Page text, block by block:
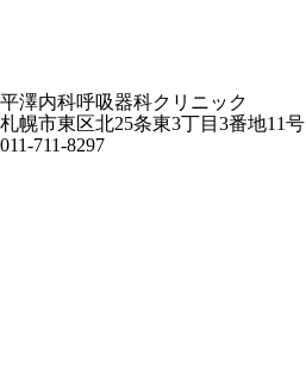
平澤内科呼吸器科クリニック
札幌市東区北25条東3丁目3番地11号
011-711-8297